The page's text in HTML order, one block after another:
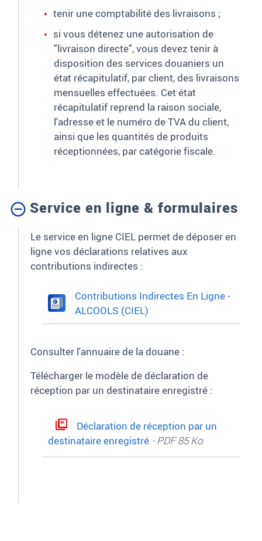
tenir une comptabilité des livraisons ;
si vous détenez une autorisation de
"livraison directe", vous devez tenir à
disposition des services douaniers un
état récapitulatif, par client, des livraisons
mensuelles effectuées. Cet état
récapitulatif reprend la raison sociale,
l'adresse et le numéro de TVA du client,
ainsi que les quantités de produits
réceptionnées, par catégorie fiscale.
Service en ligne & formulaires
Le service en ligne CIEL permet de déposer en
ligne vos déclarations relatives aux
contributions indirectes :
Contributions Indirectes En Ligne -
ALCOOLS (CIEL)
Consulter l'annuaire de la douane :
Télécharger le modèle de déclaration de
réception par un destinataire enregistré :
Déclaration de réception par un
destinataire enregistré - PDF 85 Ko